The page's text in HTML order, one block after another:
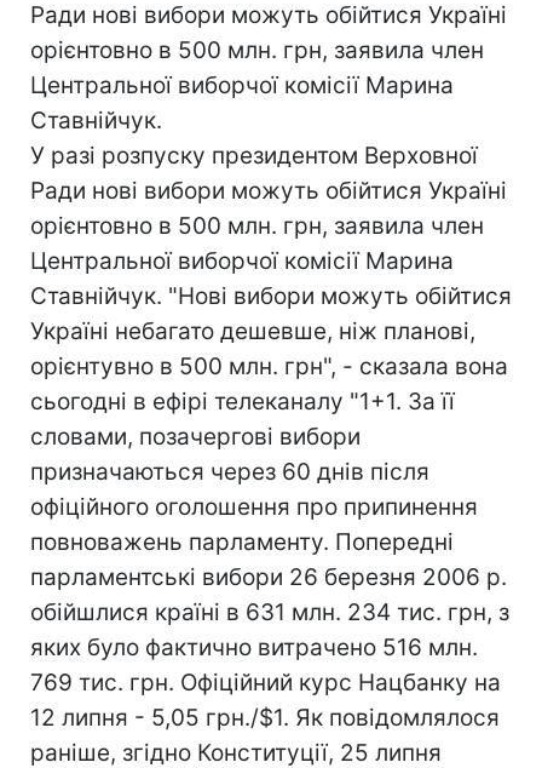
Ради нові вибори можуть обійтися Україні
орієнтовно в 500 млн. грн, заявила член
Центральної виборчої комісії Марина
Ставнійчук.
У разі розпуску президентом Верховної
Ради нові вибори можуть обійтися Україні
орієнтовно в 500 млн. грн, заявила член
Центральної виборчої комісії Марина
Ставнійчук. "Нові вибори можуть обійтися
Україні небагато дешевше, ніж планові,
орієнтувно в 500 млн. грн", - сказала вона
сьогодні в ефірі телеканалу "1+1. За її
словами, позачергові вибори
призначаються через 60 днів після
офіційного оголошення про припинення
повноважень парламенту. Попередні
парламентські вибори 26 березня 2006 р.
обійшлися країні в 631 млн. 234 тис. грн, з
яких було фактично витрачено 516 млн.
769 тис. грн. Офіційний курс Нацбанку на
12 липня - 5,05 грн./$1. Як повідомлялося
раніше, згідно Конституції, 25 липня